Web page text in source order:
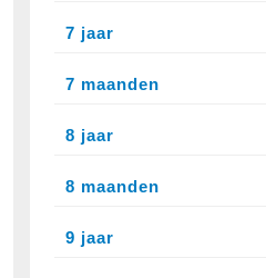
7 jaar
7 maanden
8 jaar
8 maanden
9 jaar